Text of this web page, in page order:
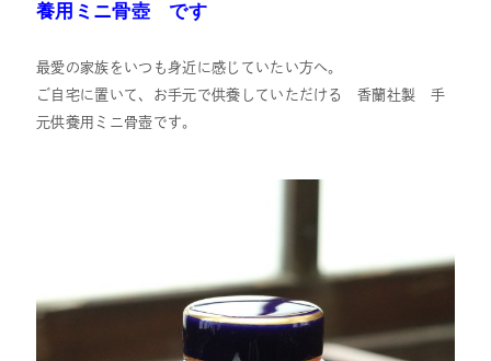
養用ミニ骨壺 です
最愛の家族をいつも身近に感じていたい方へ。
ご自宅に置いて、お手元で供養していただける 香蘭社製 手
元供養用ミニ骨壺です。